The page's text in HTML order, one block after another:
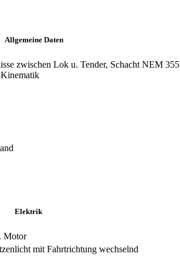
Allgemeine Daten
zwischen Lok u. Tender, Schacht NEM 355
Elektrik
Motor
mit Fahrtrichtung wechselnd